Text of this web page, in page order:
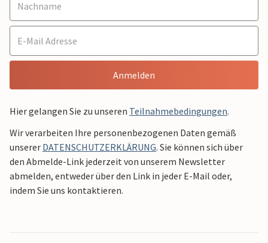
Anmelden
Hier gelangen Sie zu unseren Teilnahmebedingungen.
Wir verarbeiten Ihre personenbezogenen Daten gemäß
unserer DATENSCHUTZERKLÄRUNG. Sie können sich über
den Abmelde-Link jederzeit von unserem Newsletter
abmelden, entweder über den Link in jeder E-Mail oder,
indem Sie uns kontaktieren.